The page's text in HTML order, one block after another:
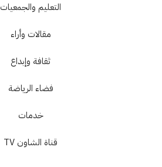
التعليم والجمعيات
مقالات وأراء
ثقافة وإبداع
فضاء الرياضة
خدمات
قناة الشاون TV